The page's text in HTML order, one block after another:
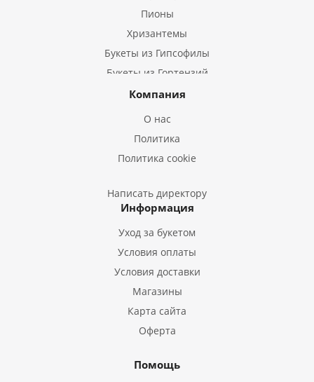
Пионы
Хризантемы
Букеты из Гипсофилы
Букеты из Гортензий
Букеты из Ирисов
Букеты из Эустом
Букеты из Гладиолусов
Букеты из Тюльпанов
Компания
О нас
Политика
Политика cookie
Написать директору
Информация
Уход за букетом
Условия оплаты
Условия доставки
Магазины
Карта сайта
Оферта
Помощь